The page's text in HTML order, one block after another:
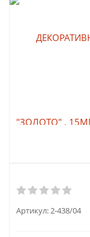
Артикул:2-438/04